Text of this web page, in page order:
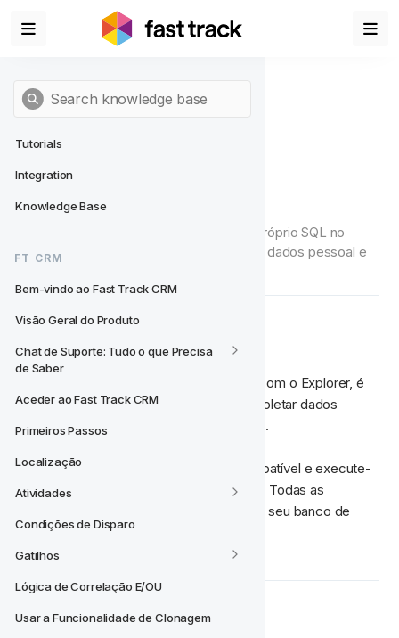
Tutorials
Integration
Knowledge Base
FT CRM
Bem-vindo ao Fast Track CRM
Visão Geral do Produto
Chat de Suporte: Tudo o que Precisa
de Saber
Aceder ao Fast Track CRM
Primeiros Passos
Localização
Atividades
Condições de Disparo
Gatilhos
Lógica de Correlação E/OU
Usar a Funcionalidade de Clonagem
Editor de Consultas
Quer ainda mais dados? Escreva o seu próprio SQL no
Editor de Consultas; o seu Explorador de dados pessoal e
O Editor de Consultas, em comparação com o Explorer, é
uma maneira mais técnica e flexível de coletar dados
escrevendo suas próprias consultas SQL.
Escreva qualquer
SQL compatível e execute-
o para obter os dados que você procura. Todas as
instruções SQL serão executadas contra seu banco de
dados ClickHouse.
Como usá-lo